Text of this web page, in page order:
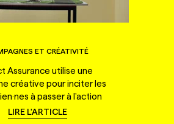
ET CRÉATIVITÉ
Assurance utilise une
créative pour inciter les
à passer à l'action
LIRE L'ARTICLE